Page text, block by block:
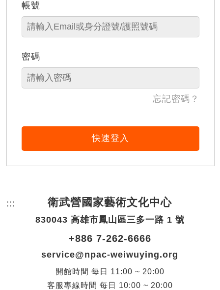
帳號
密碼
忘記密碼？
快速登入
::: 頁尾網站資訊。
衛武營國家藝術文化中心
830043 高雄市鳳山區三多一路 1 號
+886 7-262-6666
service@npac-weiwuying.org
開館時間 每日
11:00 ~ 20:00
客服專線時間 每日 10:00 ~ 20:00